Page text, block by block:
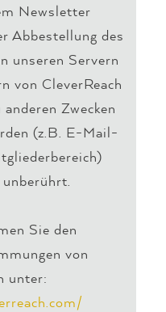
Newsletter
Abbestellung des
unseren Servern
von CleverReach
Zwecken
(z.B. E-Mail-
Sie den
von
unter: